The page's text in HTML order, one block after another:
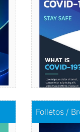
Folletos /
Comprar